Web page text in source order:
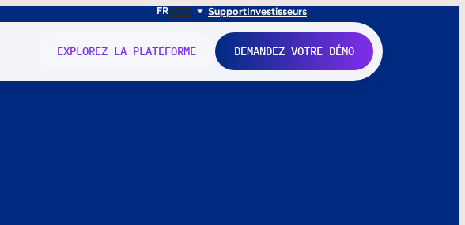
FRENIT SupportInvestisseurs
EXPLOREZ LA PLATEFORME DEMANDEZ VOTRE DÉMO